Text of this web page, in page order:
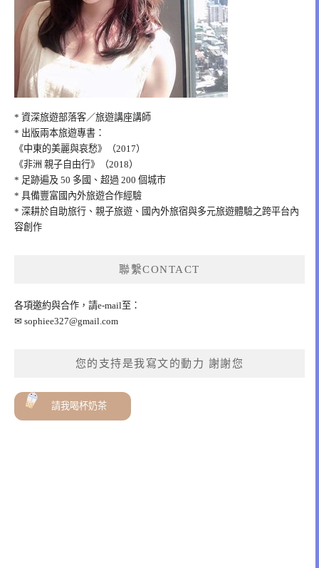
* 資深旅遊部落客／旅遊講座講師
* 出版兩本旅遊專書：
《中東的美麗與哀愁》（2017）
《非洲 親子自由行》（2018）
* 足跡遍及 50 多國、超過 200 個城市
* 具備豐富國內外旅遊合作經驗
* 深耕於自助旅行、親子旅遊、國內外旅宿與多元旅遊體驗之跨平台內
容創作
聯繫CONTACT
各項邀約與合作，請e-mail至：
✉ sophiee327@gmail.com
您的支持是我寫文的動力 謝謝您
請我喝杯奶茶